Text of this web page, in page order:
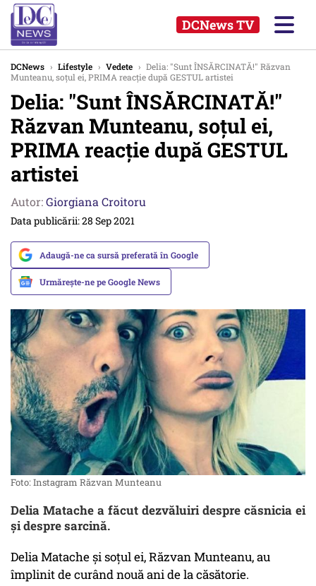
DCNews TV
DCNews › Lifestyle › Vedete › Delia: "Sunt ÎNSĂRCINATĂ!" Răzvan
Munteanu, soțul ei, PRIMA reacție după GESTUL artistei
Delia: "Sunt ÎNSĂRCINATĂ!"
Răzvan Munteanu, soțul ei,
PRIMA reacție după GESTUL
artistei
Autor:Giorgiana Croitoru
Data publicării: 28 Sep 2021
Adaugă-ne ca sursă preferată în Google
Urmărește-ne pe Google News
Foto: Instagram Răzvan Munteanu
Delia Matache a făcut dezvăluiri despre căsnicia ei
și despre sarcină.
Delia Matache și soțul ei, Răzvan Munteanu, au
împlinit de curând nouă ani de la căsătorie.